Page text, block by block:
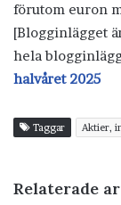
förutom euron
[Blogginlägget
hela
halvåret 2025
Taggar Aktier,
Relaterade